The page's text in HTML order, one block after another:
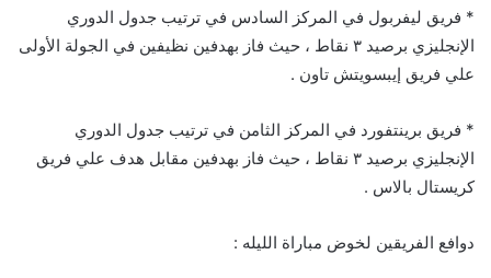
* فريق ليفربول في المركز السادس في ترتيب جدول الدوري
الإنجليزي برصيد ٣ نقاط ، حيث فاز بهدفين نظيفين في الجولة الأولى
علي فريق إيبسويتش تاون .
* فريق برينتفورد في المركز الثامن في ترتيب جدول الدوري
الإنجليزي برصيد ٣ نقاط ، حيث فاز بهدفين مقابل هدف علي فريق
كريستال بالاس .
دوافع الفريقين لخوض مباراة الليله :